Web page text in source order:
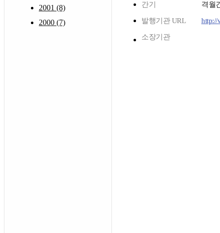
2001 (8)
2000 (7)
간기 격월
발행기관 URL http://
소장기관